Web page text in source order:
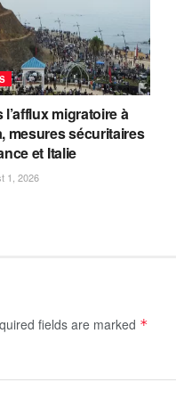
l’afflux migratoire à
mesures sécuritaires
et Italie
1, 2026
fields are marked *